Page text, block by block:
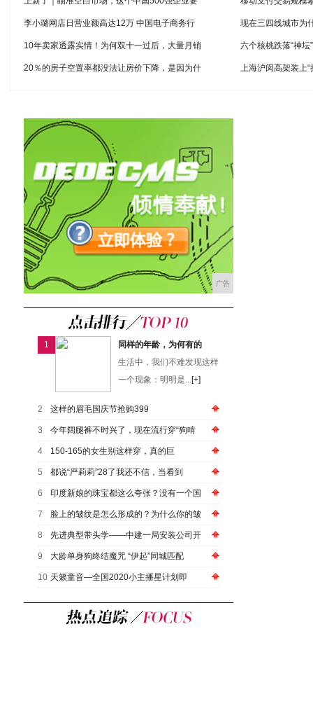
李小璐网店日营业额高达12万 中国电子商务行 现在三四线城市为
10年卖家透露实情！为何双十一过后，大量月销 六个核桃跌落“神
20％的房子空置率都没法让房价下降，是因为什 上海沪闵高架装上
广告
1
同样的年龄，为何有的
生活中，我们不难发现这样
一个现象：明明是...[+]
2 这样的眉毛国庆节抢购399
3 今年阔腿裤不时兴了，现在流行穿“狗啃
4 150-165的女生别这样穿，真的巨
5 都说“严莉莉”28了我还不信，当看到
6 印度新娘的珠宝都这么夸张？没有一个国
7 脸上的皱纹是怎么形成的？为什么你的皱
8 先进典型带头学——中建一局安装公司开
9 大龄单身狗终结魔咒 “伊起”同城匹配
10 天籁童音—全国2020小主播星计划即